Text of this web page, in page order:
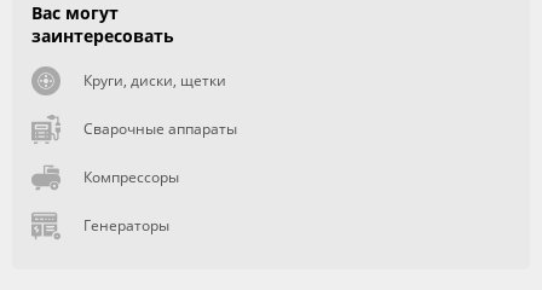
Вас могут
заинтересовать
Круги, диски, щетки
Сварочные аппараты
Компрессоры
Генераторы